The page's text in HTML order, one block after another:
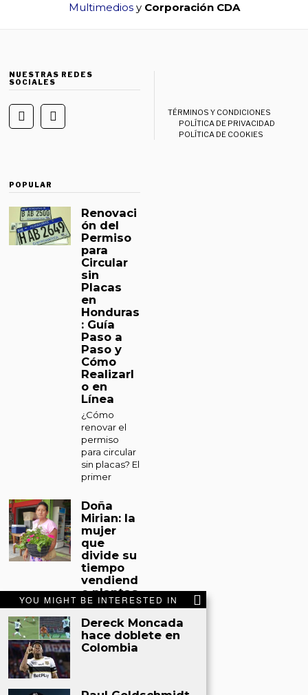
YOU MIGHT BE INTERESTED IN
Dereck Moncada
hace doblete en
Colombia
Multimediosy Corporación CDA
NUESTRAS REDES
SOCIALES
TÉRMINOS Y CONDICIONES
POLÍTICA DE PRIVACIDAD
POLÍTICA DE COOKIES
POPULAR
Renovaci
ón del
Permiso
para
Circular
sin
Placas
en
Honduras
: Guía
Paso a
Paso y
Cómo
Realizarl
o en
Línea
¿Cómo
renovar el
permiso
para circular
sin placas? El
primer
Doña
Mirian: la
mujer
que
divide su
tiempo
vendiend
o plantas
y
sacando
miel de
abejas
en Tocoa